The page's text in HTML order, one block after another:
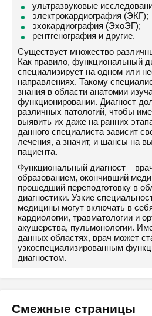
ультразвуковые
электрокардиография (ЭКГ);
эхокардиография (ЭхоЭГ);
рентгенография и другие.
Существует множество
Как правило, функциональный
специализирует на одном или
направлениях. Такому
знания в области анатомии
функционировании. Диагност
различных патологий, чтобы
выявить их даже на ранних
данного специалиста зависит
лечения, а значит, и шансы на
пациента.
Функциональный диагност –
образованием, окончивший
прошедший переподготовку в
диагностики. Узкие
медицины могут включать в
кардиологии, травматологии и
акушерства, пульмонологии.
данных областях, врач может
узкоспециализированным
диагностом.
Смежные страницы